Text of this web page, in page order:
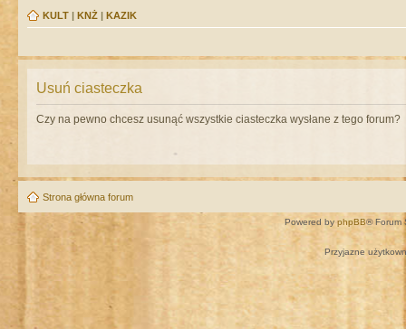
KULT | KNŻ | KAZIK
Usuń ciasteczka
Czy na pewno chcesz usunąć wszystkie ciasteczka wysłane z tego forum?
Strona główna forum
Powered by phpBB® Forum
Przyjazne